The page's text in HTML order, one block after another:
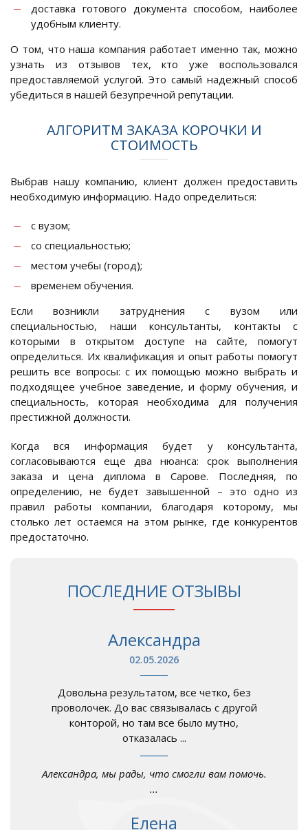
доставка готового документа способом, наиболее
удобным клиенту.
О том, что наша компания работает именно так, можно
узнать из отзывов тех, кто уже воспользовался
предоставляемой услугой. Это самый надежный способ
убедиться в нашей безупречной репутации.
АЛГОРИТМ ЗАКАЗА КОРОЧКИ И
СТОИМОСТЬ
Выбрав нашу компанию, клиент должен предоставить
необходимую информацию. Надо определиться:
с вузом;
со специальностью;
местом учебы (город);
временем обучения.
Если возникли затруднения с вузом или
специальностью, наши консультанты, контакты с
которыми в открытом доступе на сайте, помогут
определиться. Их квалификация и опыт работы помогут
решить все вопросы: с их помощью можно выбрать и
подходящее учебное заведение, и форму обучения, и
специальность, которая необходима для получения
престижной должности.
Когда вся информация будет у консультанта,
согласовываются еще два нюанса: срок выполнения
заказа и цена диплома в Сарове. Последняя, по
определению, не будет завышенной – это одно из
правил работы компании, благодаря которому, мы
столько лет остаемся на этом рынке, где конкурентов
предостаточно.
ПОСЛЕДНИЕ ОТЗЫВЫ
Александра
02.05.2026
Довольна результатом, все четко, без
проволочек. До вас связывалась с другой
конторой, но там все было мутно,
отказалась ...
Александра, мы рады, что смогли вам помочь.
...
Елена